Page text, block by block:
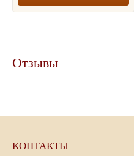
Отзывы
КОНТАКТЫ